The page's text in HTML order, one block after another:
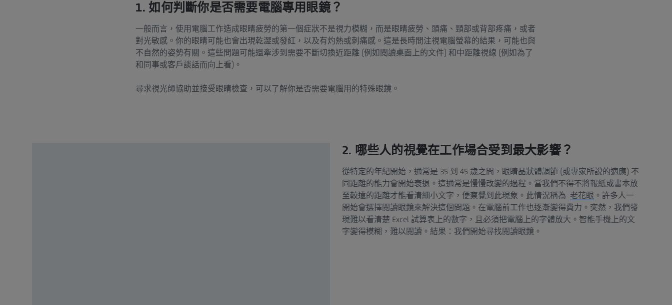
1. 如何判斷你是否需要電腦專用眼鏡？
一般而言，使用電腦工作造成眼睛疲勞的第一個症狀不是視力模糊，而是眼睛疲勞、頭痛、頸部或背部疼痛，或者
對光敏感。你的眼睛可能也會出現乾澀或發紅，以及有灼熱或刺痛感。這是長時間注視電腦螢幕的結果，可能也與
不自然的姿勢有關。這些問題可能還牽涉到需要不斷切換近距離 (例如閱讀桌面上的文件) 和中距離視線 (例如為了
和同事或客戶談話而向上看)。
尋求視光師協助並接受眼睛檢查，可以了解你是否需要電腦用的特殊眼鏡。
2. 哪些人的視覺在工作場合受到最大影響？
從特定的年紀開始，通常是 35 到 45 歲之間，眼睛晶狀體調節 (或專家所說的適應) 不
同距離的能力會開始衰退。這通常是慢慢改變的過程。當我們不得不將報紙或書本放
至較遠的距離才能看清細小文字，便察覺到此現象。此情況稱為 老花眼 。許多人一
開始會選擇閱讀眼鏡來解決這個問題。在電腦前工作也逐漸變得費力。突然，我們發
現難以看清楚 Excel 試算表上的數字，且必須把電腦上的字體放大。智能手機上的文
字變得模糊，難以閱讀。結果：我們開始尋找閱讀眼鏡。